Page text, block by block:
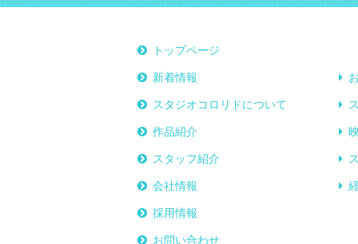
トップページ
新着情報
スタジオコロリドについて
作品紹介
スタッフ紹介
会社情報
採用情報
お問い合わせ